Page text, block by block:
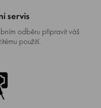
servis
odběru připravit váš
použití.